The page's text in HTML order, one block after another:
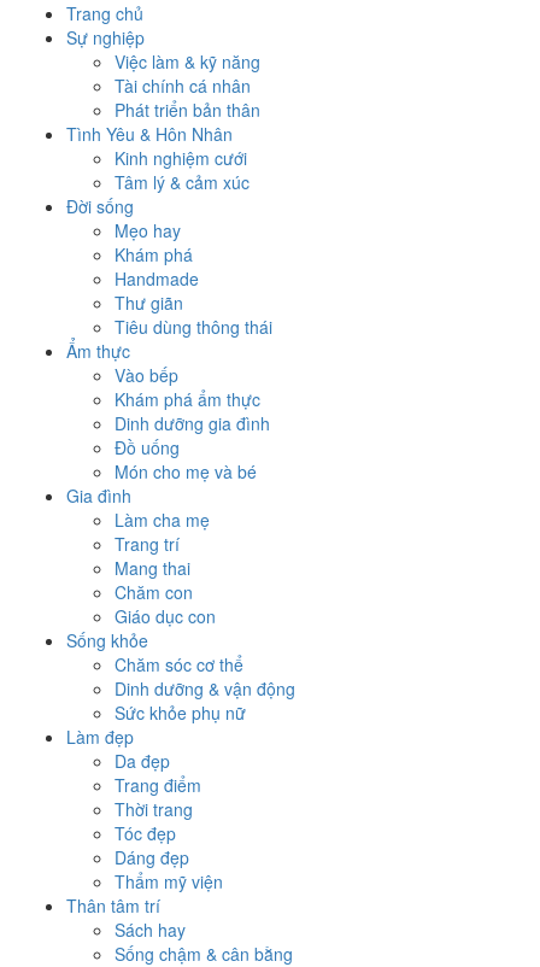
Trang chủ
Sự nghiệp
Việc làm & kỹ năng
Tài chính cá nhân
Phát triển bản thân
Tình Yêu & Hôn Nhân
Kinh nghiệm cưới
Tâm lý & cảm xúc
Đời sống
Mẹo hay
Khám phá
Handmade
Thư giãn
Tiêu dùng thông thái
Ẩm thực
Vào bếp
Khám phá ẩm thực
Dinh dưỡng gia đình
Đồ uống
Món cho mẹ và bé
Gia đình
Làm cha mẹ
Trang trí
Mang thai
Chăm con
Giáo dục con
Sống khỏe
Chăm sóc cơ thể
Dinh dưỡng & vận động
Sức khỏe phụ nữ
Làm đẹp
Da đẹp
Trang điểm
Thời trang
Tóc đẹp
Dáng đẹp
Thẩm mỹ viện
Thân tâm trí
Sách hay
Sống chậm & cân bằng